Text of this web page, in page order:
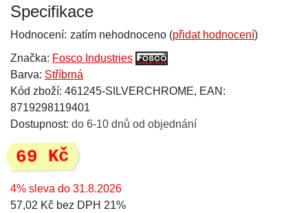
Specifikace
Hodnocení: zatím nehodnoceno (přidat hodnocení)
Značka: Fosco Industries
Barva: Stříbrná
Kód zboží: 461245-SILVERCHROME, EAN:
8719298119401
Dostupnost: do 6-10 dnů od objednání
69 Kč
4% sleva do 31.8.2026
57,02 Kč bez DPH 21%